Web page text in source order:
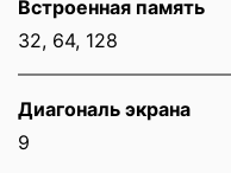
Встроенная память
32, 64, 128
Диагональ экрана
9